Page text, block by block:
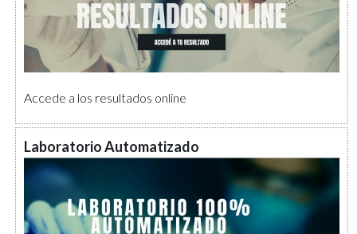
Accede a los resultados online
Laboratorio Automatizado